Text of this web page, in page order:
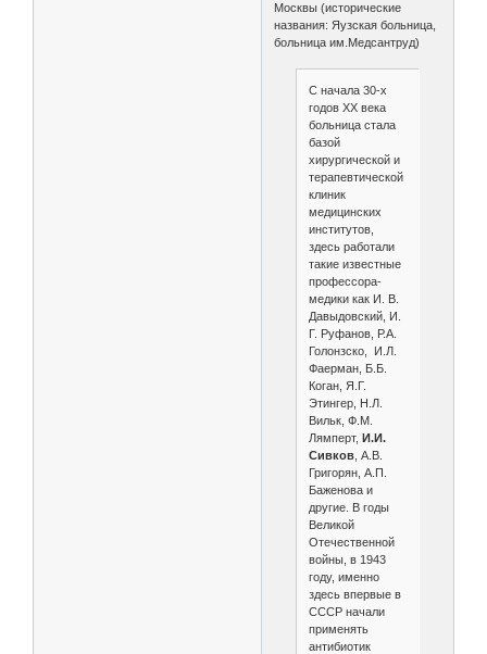
Москвы (исторические
названия: Яузская больница,
больница им.Медсантруд)
С начала 30-х
годов XX века
больница стала
базой
хирургической и
терапевтической
клиник
медицинских
институтов,
здесь работали
такие известные
профессора-
медики как И. В.
Давыдовский, И.
Г. Руфанов, Р.А.
Голонзско, И.Л.
Фаерман, Б.Б.
Коган, Я.Г.
Этингер, Н.Л.
Вильк, Ф.М.
Лямперт, И.И.
Сивков, А.В.
Григорян, А.П.
Баженова и
другие. В годы
Великой
Отечественной
войны, в 1943
году, именно
здесь впервые в
СССР начали
применять
антибиотик